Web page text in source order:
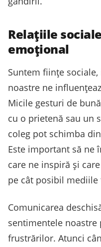
Relațiile
emoțional
Suntem ființe
noastre ne
Micile gesturi de
cu o prietenă sau un
coleg pot schimba
Este important să ne
care ne inspiră și
pe cât posibil
Comunicarea
sentimentele noastre
frustrărilor. Atunci